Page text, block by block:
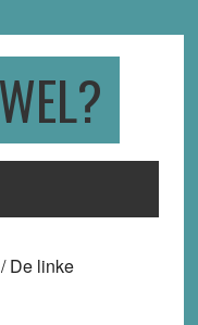
/De linke